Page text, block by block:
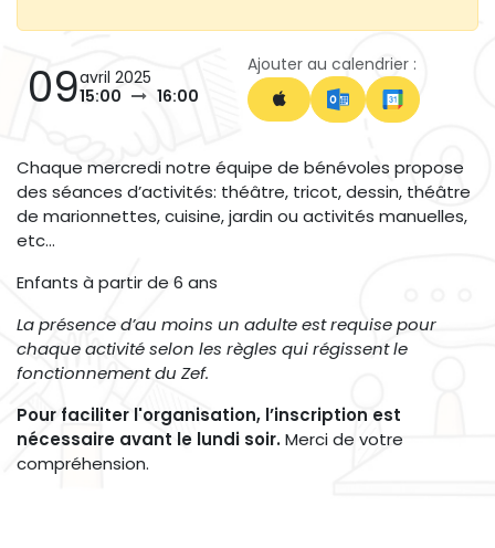
09avril 2025
15:00
16:00
Ajouter au calendrier :
Chaque mercredi notre équipe de bénévoles propose
des séances d’activités: théâtre, tricot, dessin, théâtre
de marionnettes, cuisine, jardin ou activités manuelles,
etc…
Enfants à partir de 6 ans
La présence d’au moins un adulte est requise pour
chaque activité selon les règles qui régissent le
fonctionnement du Zef.
Pour faciliter l'organisation, l’inscription est
nécessaire avant le lundi soir.Merci de votre
compréhension.